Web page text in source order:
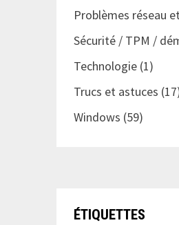
Problèmes réseau
Sécurité / TPM /
Technologie(1)
Trucs et astuces
Windows (59)
ÉTIQUETTES